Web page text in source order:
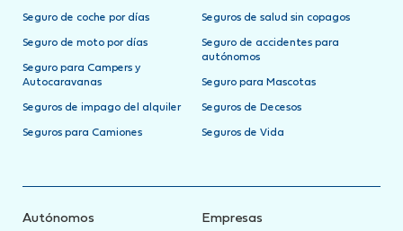
Seguro de coche por días
Seguro de moto por días
Seguro para Campers y
Autocaravanas
Seguros de impago del alquiler
Seguros para Camiones
Seguros de salud sin copagos
Seguro de accidentes para
autónomos
Seguro para Mascotas
Seguros de Decesos
Seguros de Vida
Autónomos Empresas